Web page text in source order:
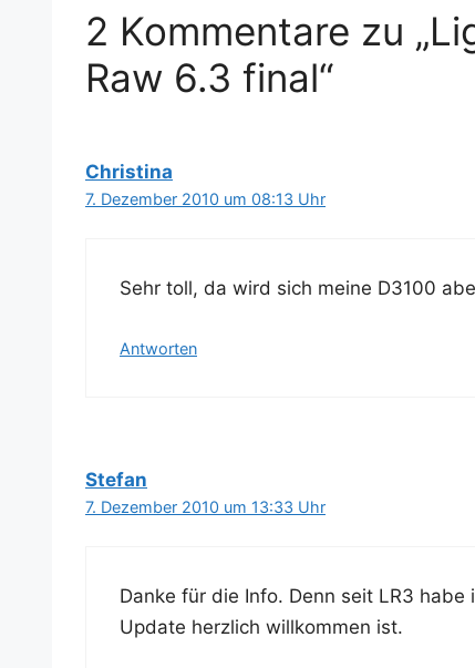
2 Kommentare zu
Raw 6.3 final“
Christina
7. Dezember 2010 um 08:13 Uhr
Sehr toll, da wird sich mei­ne D3100
Antworten
Stefan
7. Dezember 2010 um 13:33 Uhr
Dan­ke für die Info. Denn seit LR3
Update herz­lich will­kom­men ist.